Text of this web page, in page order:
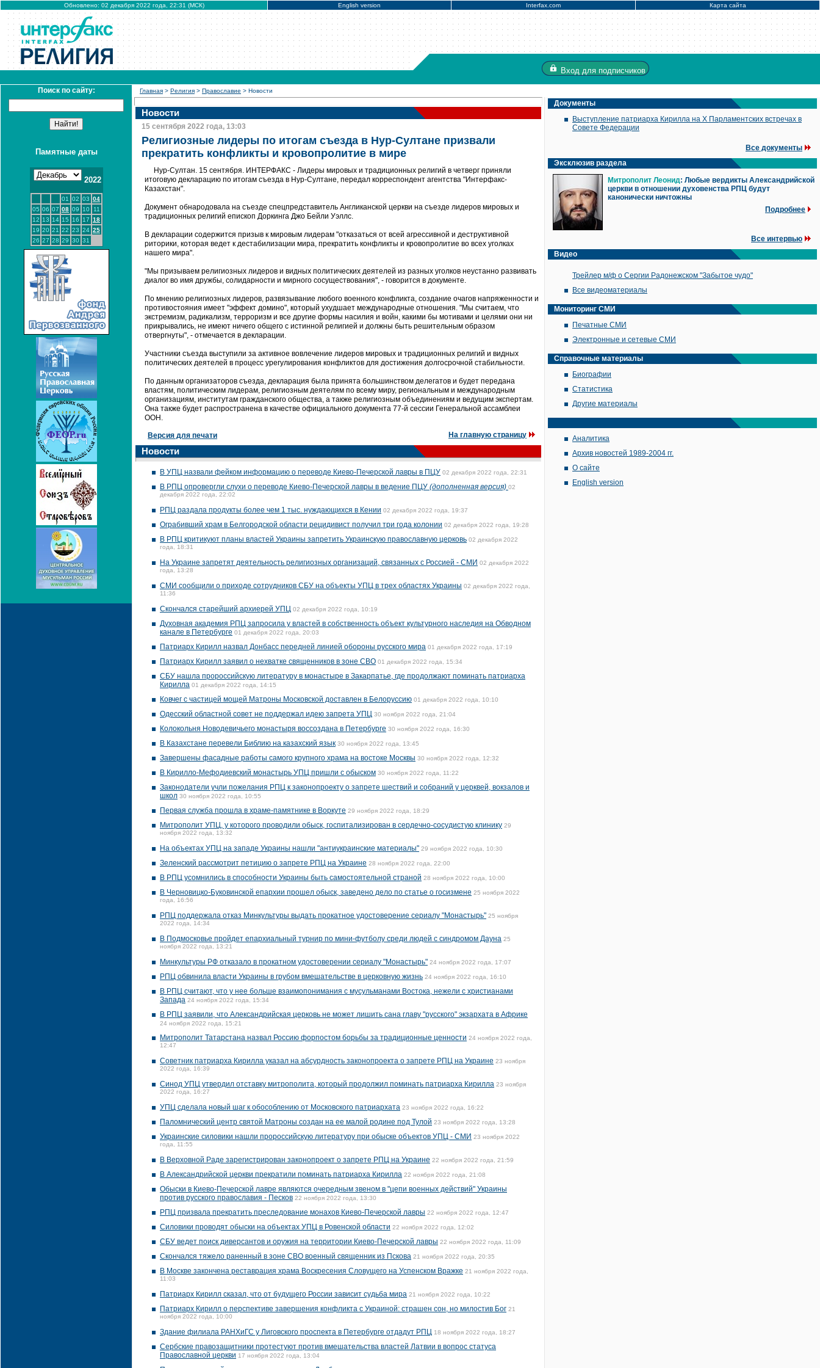
Обновлено: 02 декабря 2022 года, 22:31 (МСК) English version Interfax.com Карта сайта
Вход для подписчиков
Поиск по сайту:
Памятные даты
2022
01 02 03 04
05 06 07 08 09 10
11
12 13 14 15 16 17 18
19 20 21 22 23 24 25
26 27 28 29 30 31
Главная > Религия > Православие > Новости
Новости
15 сентября 2022 года, 13:03
Религиозные лидеры по итогам съезда в Нур-Султане призвали
прекратить конфликты и кровопролитие в мире
Нур-Султан. 15 сентября. ИНТЕРФАКС - Лидеры мировых и традиционных религий в четверг приняли
итоговую декларацию по итогам съезда в Нур-Султане, передал корреспондент агентства "Интерфакс-
Казахстан".
Документ обнародовала на съезде спецпредставитель Англиканской церкви на съезде лидеров мировых и
традиционных религий епископ Доркинга Джо Бейли Уэллс.
В декларации содержится призыв к мировым лидерам "отказаться от всей агрессивной и деструктивной
риторики, которая ведет к дестабилизации мира, прекратить конфликты и кровопролитие во всех уголках
нашего мира".
"Мы призываем религиозных лидеров и видных политических деятелей из разных уголков неустанно развивать
диалог во имя дружбы, солидарности и мирного сосуществования", - говорится в документе.
По мнению религиозных лидеров, развязывание любого военного конфликта, создание очагов напряженности и
противостояния имеет "эффект домино", который ухудшает международные отношения. "Мы считаем, что
экстремизм, радикализм, терроризм и все другие формы насилия и войн, какими бы мотивами и целями они ни
прикрывались, не имеют ничего общего с истинной религией и должны быть решительным образом
отвергнуты", - отмечается в декларации.
Участники съезда выступили за активное вовлечение лидеров мировых и традиционных религий и видных
политических деятелей в процесс урегулирования конфликтов для достижения долгосрочной стабильности.
По данным организаторов съезда, декларация была принята большинством делегатов и будет передана
властям, политическим лидерам, религиозным деятелям по всему миру, региональным и международным
организациям, институтам гражданского общества, а также религиозным объединениям и ведущим экспертам.
Она также будет распространена в качестве официального документа 77-й сессии Генеральной ассамблеи
ООН.
Версия для печати На главную страницу
Новости
В УПЦ назвали фейком информацию о переводе Киево-Печерской лавры в ПЦУ 02 декабря 2022 года, 22:31
В РПЦ опровергли слухи о переводе Киево-Печерской лавры в ведение ПЦУ (дополненная версия) 02
декабря 2022 года, 22:02
РПЦ раздала продукты более чем 1 тыс. нуждающихся в Кении 02 декабря 2022 года, 19:37
Ограбивший храм в Белгородской области рецидивист получил три года колонии 02 декабря 2022 года, 19:28
В РПЦ критикуют планы властей Украины запретить Украинскую православную церковь 02 декабря 2022
года, 18:31
На Украине запретят деятельность религиозных организаций, связанных с Россией - СМИ 02 декабря 2022
года, 13:28
СМИ сообщили о приходе сотрудников СБУ на объекты УПЦ в трех областях Украины 02 декабря 2022 года,
11:36
Скончался старейший архиерей УПЦ 02 декабря 2022 года, 10:19
Духовная академия РПЦ запросила у властей в собственность объект культурного наследия на Обводном
канале в Петербурге 01 декабря 2022 года, 20:03
Патриарх Кирилл назвал Донбасс передней линией обороны русского мира 01 декабря 2022 года, 17:19
Патриарх Кирилл заявил о нехватке священников в зоне СВО 01 декабря 2022 года, 15:34
CБУ нашла пророссийскую литературу в монастыре в Закарпатье, где продолжают поминать патриарха
Кирилла 01 декабря 2022 года, 14:15
Ковчег с частицей мощей Матроны Московской доставлен в Белоруссию 01 декабря 2022 года, 10:10
Одесский областной совет не поддержал идею запрета УПЦ 30 ноября 2022 года, 21:04
Колокольня Новодевичьего монастыря воссоздана в Петербурге 30 ноября 2022 года, 16:30
В Казахстане перевели Библию на казахский язык 30 ноября 2022 года, 13:45
Завершены фасадные работы самого крупного храма на востоке Москвы 30 ноября 2022 года, 12:32
В Кирилло-Мефодиевский монастырь УПЦ пришли с обыском 30 ноября 2022 года, 11:22
Законодатели учли пожелания РПЦ к законопроекту о запрете шествий и собраний у церквей, вокзалов и
школ 30 ноября 2022 года, 10:55
Первая служба прошла в храме-памятнике в Воркуте 29 ноября 2022 года, 18:29
Митрополит УПЦ, у которого проводили обыск, госпитализирован в сердечно-сосудистую клинику 29
ноября 2022 года, 13:32
На объектах УПЦ на западе Украины нашли "антиукраинские материалы" 29 ноября 2022 года, 10:30
Зеленский рассмотрит петицию о запрете РПЦ на Украине 28 ноября 2022 года, 22:00
В РПЦ усомнились в способности Украины быть самостоятельной страной 28 ноября 2022 года, 10:00
В Черновицко-Буковинской епархии прошел обыск, заведено дело по статье о госизмене 25 ноября 2022
года, 16:56
РПЦ поддержала отказ Минкультуры выдать прокатное удостоверение сериалу "Монастырь" 25 ноября
2022 года, 14:34
В Подмосковье пройдет епархиальный турнир по мини-футболу среди людей с синдромом Дауна 25
ноября 2022 года, 13:21
Минкультуры РФ отказало в прокатном удостоверении сериалу "Монастырь" 24 ноября 2022 года, 17:07
РПЦ обвинила власти Украины в грубом вмешательстве в церковную жизнь 24 ноября 2022 года, 16:10
В РПЦ считают, что у нее больше взаимопонимания с мусульманами Востока, нежели с христианами
Запада 24 ноября 2022 года, 15:34
В РПЦ заявили, что Александрийская церковь не может лишить сана главу "русского" экзархата в Африке
24 ноября 2022 года, 15:21
Митрополит Татарстана назвал Россию форпостом борьбы за традиционные ценности 24 ноября 2022 года,
12:47
Советник патриарха Кирилла указал на абсурдность законопроекта о запрете РПЦ на Украине 23 ноября
2022 года, 16:39
Синод УПЦ утвердил отставку митрополита, который продолжил поминать патриарха Кирилла 23 ноября
2022 года, 16:27
УПЦ сделала новый шаг к обособлению от Московского патриархата 23 ноября 2022 года, 16:22
Паломнический центр святой Матроны создан на ее малой родине под Тулой 23 ноября 2022 года, 13:28
Украинские силовики нашли пророссийскую литературу при обыске объектов УПЦ - СМИ 23 ноября 2022
года, 11:55
В Верховной Раде зарегистрирован законопроект о запрете РПЦ на Украине 22 ноября 2022 года, 21:59
В Александрийской церкви прекратили поминать патриарха Кирилла 22 ноября 2022 года, 21:08
Обыски в Киево-Печерской лавре являются очередным звеном в "цепи военных действий" Украины
против русского православия - Песков 22 ноября 2022 года, 13:30
РПЦ призвала прекратить преследование монахов Киево-Печерской лавры 22 ноября 2022 года, 12:47
Силовики проводят обыски на объектах УПЦ в Ровенской области 22 ноября 2022 года, 12:02
СБУ ведет поиск диверсантов и оружия на территории Киево-Печерской лавры 22 ноября 2022 года, 11:09
Скончался тяжело раненный в зоне СВО военный священник из Пскова 21 ноября 2022 года, 20:35
В Москве закончена реставрация храма Воскресения Словущего на Успенском Вражке 21 ноября 2022 года,
11:03
Патриарх Кирилл сказал, что от будущего России зависит судьба мира 21 ноября 2022 года, 10:22
Патриарх Кирилл о перспективе завершения конфликта с Украиной: страшен сон, но милостив Бог 21
ноября 2022 года, 10:00
Здание филиала РАНХиГС у Лиговского проспекта в Петербурге отдадут РПЦ 18 ноября 2022 года, 18:27
Сербские правозащитники протестуют против вмешательства властей Латвии в вопрос статуса
Православной церкви 17 ноября 2022 года, 13:04
Документы
Выступление патриарха Кирилла на X Парламентских встречах в
Совете Федерации
Все документы
Эксклюзив раздела
Митрополит Леонид: Любые вердикты Александрийской
церкви в отношении духовенства РПЦ будут
канонически ничтожны
Подробнее
Все интервью
Видео
Трейлер м/ф о Сергии Радонежском "Забытое чудо"
Все видеоматериалы
Мониторинг СМИ
Печатные СМИ
Электронные и сетевые СМИ
Справочные материалы
Биографии
Статистика
Другие материалы
Аналитика
Архив новостей 1989-2004 гг.
О сайте
English version